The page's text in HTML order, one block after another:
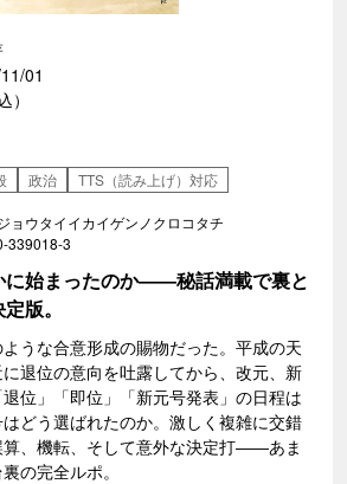
01
政治 TTS（読み上げ）対応
ョウタイイカイゲンノクロコタチ
339018-3
に始まったのか――秘話満載で裏と
版。
うな合意形成の賜物だった。平成の天
退位の意向を吐露してから、改元、新
位」「即位」「新元号発表」の日程は
どう選ばれたのか。激しく複雑に交錯
算、機転、そして意外な決定打――あま
の完全ルポ。